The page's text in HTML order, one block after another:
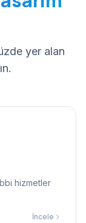
yer alan
hizmetler
İncele